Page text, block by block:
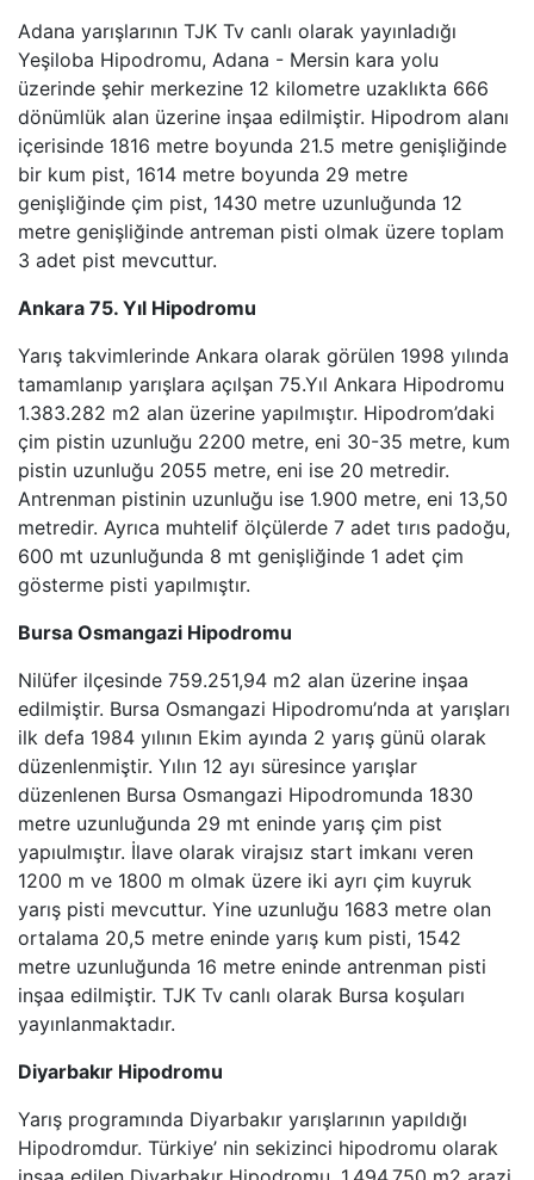
Adana yarışlarının TJK Tv canlı olarak yayınladığı
Yeşiloba Hipodromu, Adana - Mersin kara yolu
üzerinde şehir merkezine 12 kilometre uzaklıkta 666
dönümlük alan üzerine inşaa edilmiştir. Hipodrom alanı
içerisinde 1816 metre boyunda 21.5 metre genişliğinde
bir kum pist, 1614 metre boyunda 29 metre
genişliğinde çim pist, 1430 metre uzunluğunda 12
metre genişliğinde antreman pisti olmak üzere toplam
3 adet pist mevcuttur.
Ankara 75. Yıl Hipodromu
Yarış takvimlerinde Ankara olarak görülen 1998 yılında
tamamlanıp yarışlara açılşan 75.Yıl Ankara Hipodromu
1.383.282 m2 alan üzerine yapılmıştır. Hipodrom’daki
çim pistin uzunluğu 2200 metre, eni 30-35 metre, kum
pistin uzunluğu 2055 metre, eni ise 20 metredir.
Antrenman pistinin uzunluğu ise 1.900 metre, eni 13,50
metredir. Ayrıca muhtelif ölçülerde 7 adet tırıs padoğu,
600 mt uzunluğunda 8 mt genişliğinde 1 adet çim
gösterme pisti yapılmıştır.
Bursa Osmangazi Hipodromu
Nilüfer ilçesinde 759.251,94 m2 alan üzerine inşaa
edilmiştir. Bursa Osmangazi Hipodromu’nda at yarışları
ilk defa 1984 yılının Ekim ayında 2 yarış günü olarak
düzenlenmiştir. Yılın 12 ayı süresince yarışlar
düzenlenen Bursa Osmangazi Hipodromunda 1830
metre uzunluğunda 29 mt eninde yarış çim pist
yapıulmıştır. İlave olarak virajsız start imkanı veren
1200 m ve 1800 m olmak üzere iki ayrı çim kuyruk
yarış pisti mevcuttur. Yine uzunluğu 1683 metre olan
ortalama 20,5 metre eninde yarış kum pisti, 1542
metre uzunluğunda 16 metre eninde antrenman pisti
inşaa edilmiştir. TJK Tv canlı olarak Bursa koşuları
yayınlanmaktadır.
Diyarbakır Hipodromu
Yarış programında Diyarbakır yarışlarının yapıldığı
Hipodromdur. Türkiye’ nin sekizinci hipodromu olarak